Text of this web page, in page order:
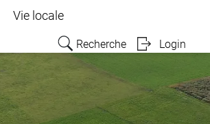
Vie locale
Recherche Login